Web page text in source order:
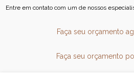
Entre em contato com um de nossos
Faça seu orçamento
Faça seu orçamento